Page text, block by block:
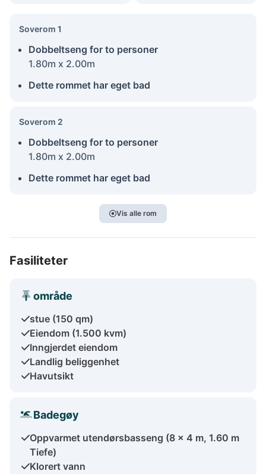
Soverom 1
Dobbeltseng for to personer
1.80m x 2.00m
Dette rommet har eget bad
Soverom 2
Dobbeltseng for to personer
1.80m x 2.00m
Dette rommet har eget bad
Vis alle rom
Fasiliteter
område
stue (150 qm)
Eiendom (1.500 kvm)
Inngjerdet eiendom
Landlig beliggenhet
Havutsikt
Badegøy
Oppvarmet utendørsbasseng (8 x 4 m, 1.60 m
Tiefe)
Klorert vann